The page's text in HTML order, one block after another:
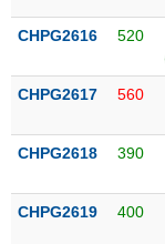
chi
tiết
Tổng
quan
Giao
dịch
Tài
chính
CHPG2616 520
CHPG2617 560
CHPG2618 390
CHPG2619 400
Ngành
(-)
VS-